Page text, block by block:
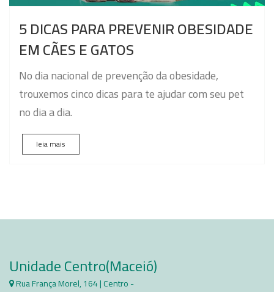
5 DICAS PARA PREVENIR OBESIDADE
EM CÃES E GATOS
No dia nacional de prevenção da obesidade,
trouxemos cinco dicas para te ajudar com seu pet
no dia a dia.
leia mais
Unidade Centro(Maceió)
Rua França Morel, 164 | Centro -